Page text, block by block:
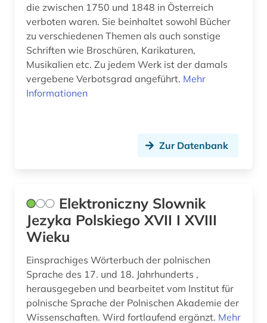
die zwischen 1750 und 1848 in Österreich
verboten waren. Sie beinhaltet sowohl Bücher
zu verschiedenen Themen als auch sonstige
Schriften wie Broschüren, Karikaturen,
Musikalien etc. Zu jedem Werk ist der damals
vergebene Verbotsgrad angeführt. Mehr
Informationen
Zur Datenbank
Elektroniczny Slownik
Jezyka Polskiego XVII I XVIII
Wieku
Einsprachiges Wörterbuch der polnischen
Sprache des 17. und 18. Jahrhunderts ,
herausgegeben und bearbeitet vom Institut für
polnische Sprache der Polnischen Akademie der
Wissenschaften. Wird fortlaufend ergänzt. Mehr